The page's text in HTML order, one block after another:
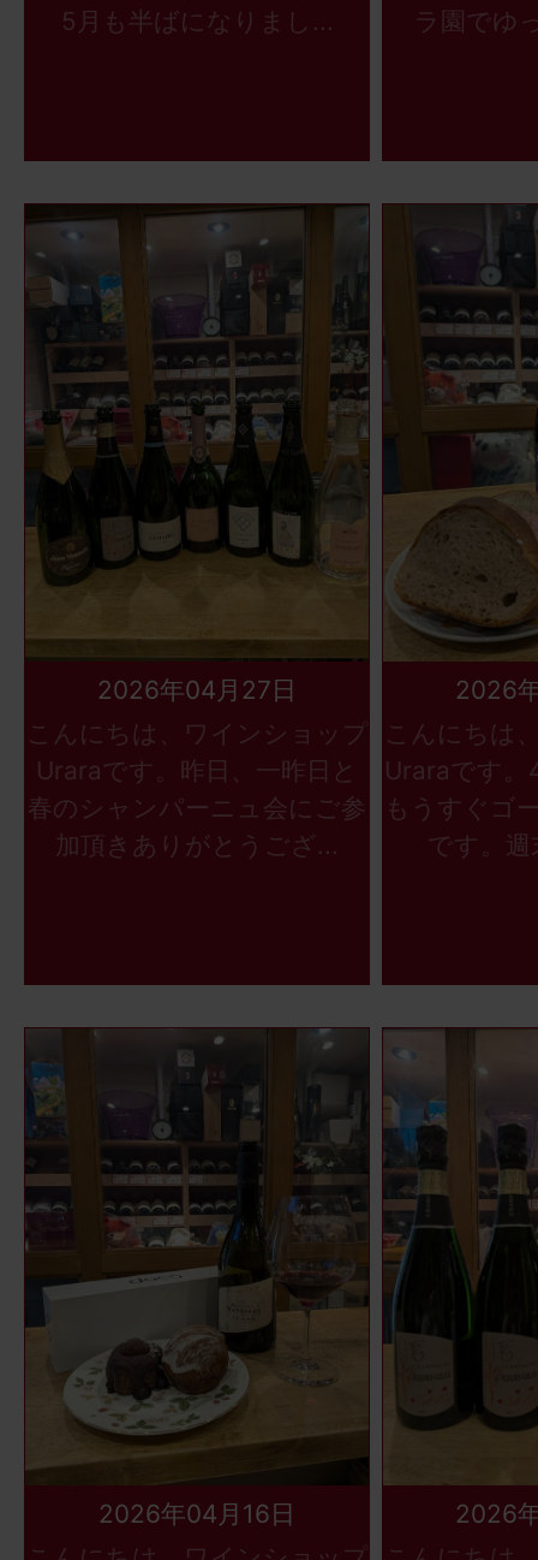
5月も半ばになりまし...
ラ園でゆ
2026年04月27日
こんにちは、ワインショップ
Uraraです。昨日、一昨日と
春のシャンパーニュ会にご参
加頂きありがとうござ...
2026
こんにちは
Uraraです。
もうすぐゴ
です。
2026年04月16日
2026